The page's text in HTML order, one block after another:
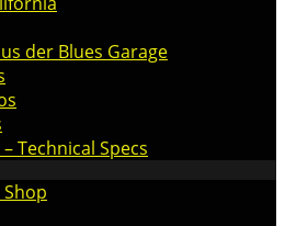
der Blues Garage
Technical Specs